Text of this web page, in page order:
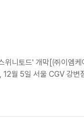
니토드' 개막[㈜이엠케
월 5일 서울 CGV 강